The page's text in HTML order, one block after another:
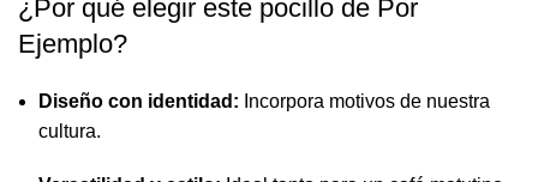
¿Por qué elegir este pocillo de Por
Ejemplo?
Diseño con identidad: Incorpora motivos de nuestra
cultura.